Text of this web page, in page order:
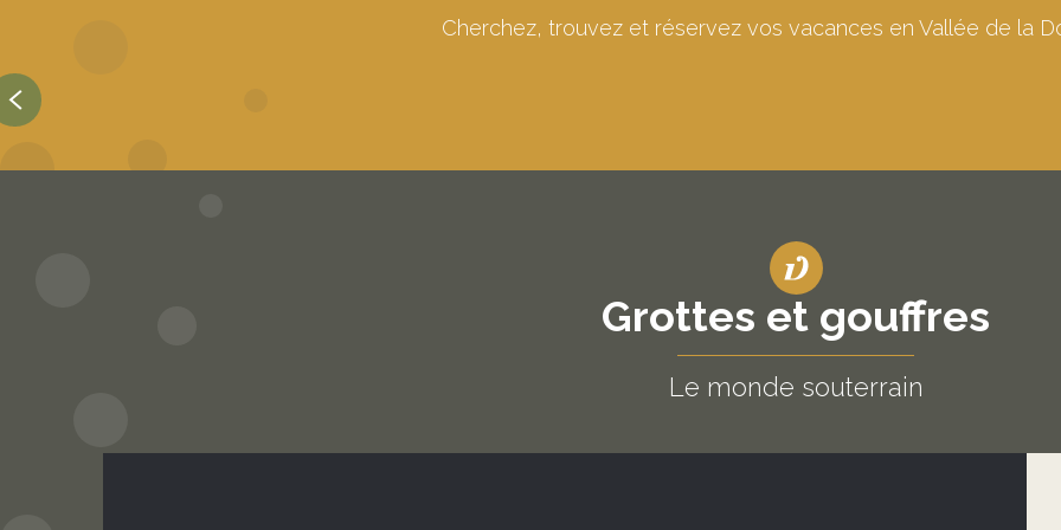
Cherchez, trouvez et réservez vos vacances en Vallée de la
Hôtels en Vallée de la Dordogne
Grottes et gouffres
Le monde souterrain